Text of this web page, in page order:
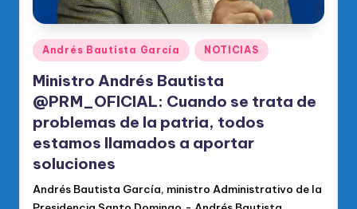
fi
ci
al
d
el
P
R
Publicado
en
Andrés Bautista García NOTICIAS
Ministro Andrés Bautista
@PRM_OFICIAL: Cuando se trata de
problemas de la patria, todos
estamos llamados a aportar
soluciones
Andrés Bautista García, ministro Administrativo de la